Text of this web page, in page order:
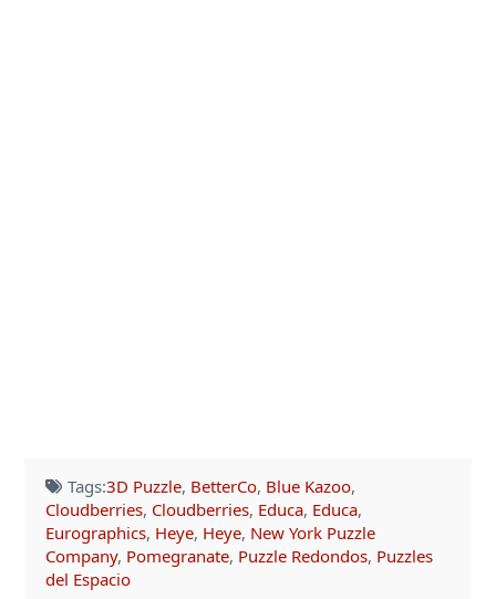
Tags:3D Puzzle, BetterCo, Blue Kazoo,
Cloudberries, Cloudberries, Educa, Educa,
Eurographics, Heye, Heye, New York Puzzle
Company, Pomegranate, Puzzle Redondos, Puzzles
del Espacio